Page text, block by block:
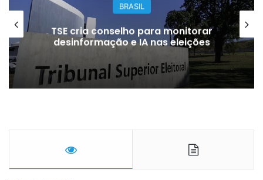
BRASIL
TSE cria conselho para monitorar
desinformação e IA nas eleições